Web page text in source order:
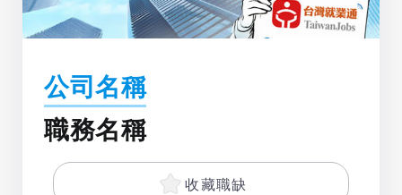
公司名稱
職務名稱
收藏職缺